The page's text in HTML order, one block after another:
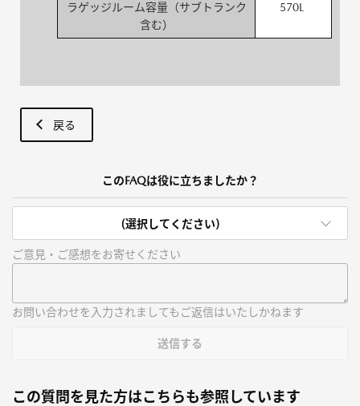
ラゲッジルーム容量（サブトランク
含む）
570L
戻る
このFAQは役に立ちましたか？
(選択してください)
ご意見・ご感想をお寄せください
お問い合わせを入力されましてもご返信はいたしかねます
送信する
この質問を見た方はこちらも参照しています